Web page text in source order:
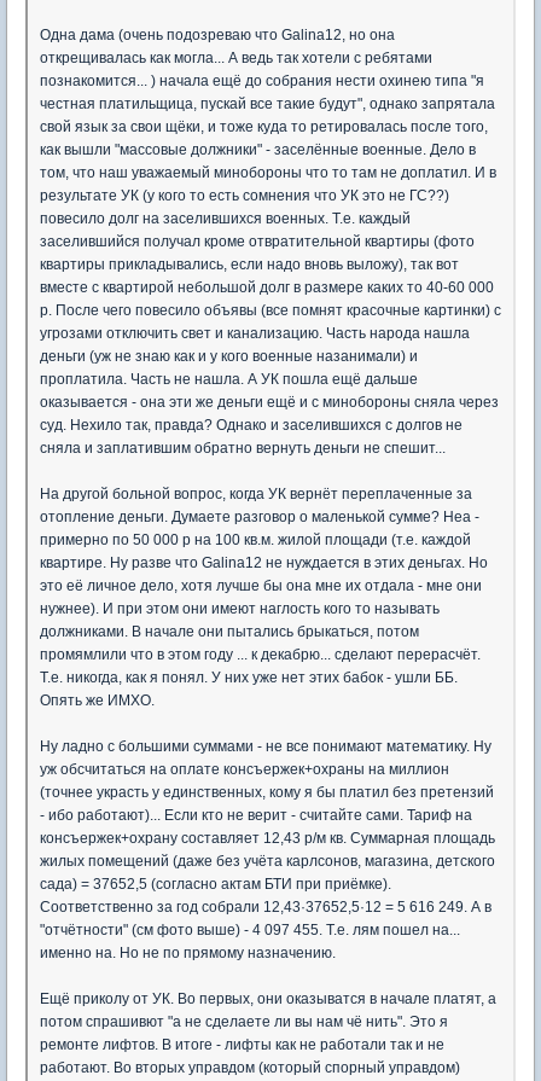
Одна дама (очень подозреваю что Galina12, но она
открещивалась как могла... А ведь так хотели с ребятами
познакомится... ) начала ещё до собрания нести охинею типа "я
честная платильщица, пускай все такие будут", однако запрятала
свой язык за свои щёки, и тоже куда то ретировалась после того,
как вышли "массовые должники" - заселённые военные. Дело в
том, что наш уважаемый минобороны что то там не доплатил. И в
результате УК (у кого то есть сомнения что УК это не ГС??)
повесило долг на заселившихся военных. Т.е. каждый
заселившийся получал кроме отвратительной квартиры (фото
квартиры прикладывались, если надо вновь выложу), так вот
вместе с квартирой небольшой долг в размере каких то 40-60 000
р. После чего повесило объявы (все помнят красочные картинки) с
угрозами отключить свет и канализацию. Часть народа нашла
деньги (уж не знаю как и у кого военные назанимали) и
проплатила. Часть не нашла. А УК пошла ещё дальше
оказывается - она эти же деньги ещё и с минобороны сняла через
суд. Нехило так, правда? Однако и заселившихся с долгов не
сняла и заплатившим обратно вернуть деньги не спешит...
На другой больной вопрос, когда УК вернёт переплаченные за
отопление деньги. Думаете разговор о маленькой сумме? Неа -
примерно по 50 000 р на 100 кв.м. жилой площади (т.е. каждой
квартире. Ну разве что Galina12 не нуждается в этих деньгах. Но
это её личное дело, хотя лучше бы она мне их отдала - мне они
нужнее). И при этом они имеют наглость кого то называть
должниками. В начале они пытались брыкаться, потом
промямлили что в этом году ... к декабрю... сделают перерасчёт.
Т.е. никогда, как я понял. У них уже нет этих бабок - ушли ББ.
Опять же ИМХО.
Ну ладно с большими суммами - не все понимают математику. Ну
уж обсчитаться на оплате консъержек+охраны на миллион
(точнее украсть у единственных, кому я бы платил без претензий
- ибо работают)... Если кто не верит - считайте сами. Тариф на
консъержек+охрану составляет 12,43 р/м кв. Суммарная площадь
жилых помещений (даже без учёта карлсонов, магазина, детского
сада) = 37652,5 (согласно актам БТИ при приёмке).
Соответственно за год собрали 12,43·37652,5·12 = 5 616 249. А в
"отчётности" (см фото выше) - 4 097 455. Т.е. лям пошел на...
именно на. Но не по прямому назначению.
Ещё приколу от УК. Во первых, они оказыватся в начале платят, а
потом спрашивют "а не сделаете ли вы нам чё нить". Это я
ремонте лифтов. В итоге - лифты как не работали так и не
работают. Во вторых управдом (который спорный управдом)